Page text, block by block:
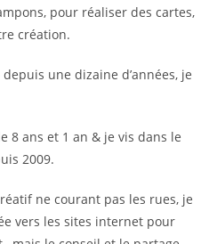
pour réaliser des cartes,
création.
une dizaine d’années, je
8 ans et 1 an & je vis dans le
2009.
ne courant pas les rues, je
vers les sites internet pour